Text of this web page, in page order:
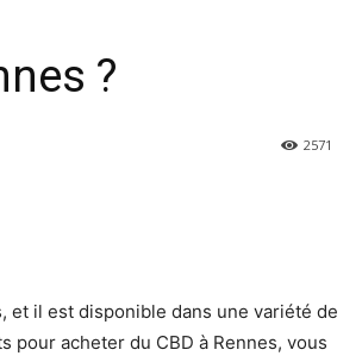
?
2571
et il est disponible dans une variété de
pour acheter du CBD à Rennes, vous